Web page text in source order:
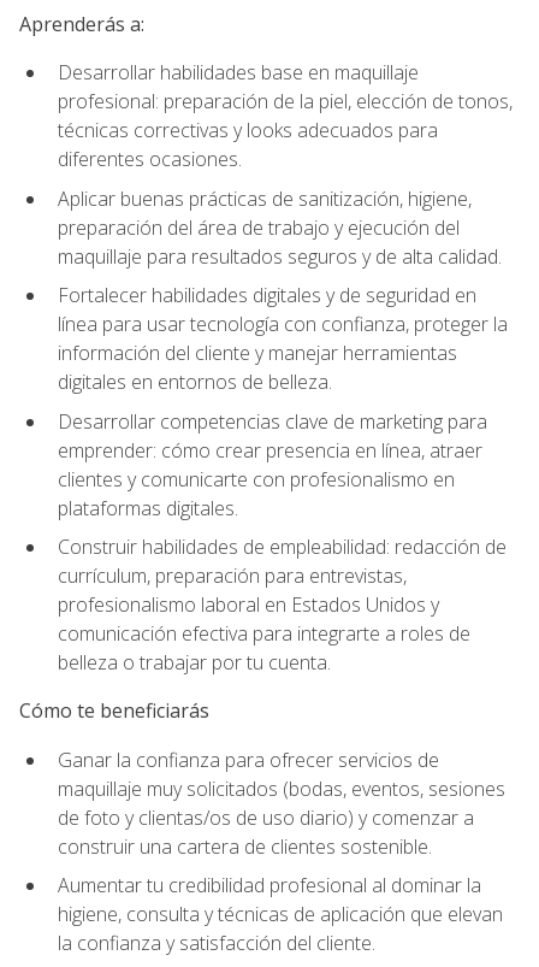
Aprenderás a:
Desarrollar habilidades base en maquillaje
profesional: preparación de la piel, elección de tonos,
técnicas correctivas y looks adecuados para
diferentes ocasiones.
Aplicar buenas prácticas de sanitización, higiene,
preparación del área de trabajo y ejecución del
maquillaje para resultados seguros y de alta calidad.
Fortalecer habilidades digitales y de seguridad en
línea para usar tecnología con confianza, proteger la
información del cliente y manejar herramientas
digitales en entornos de belleza.
Desarrollar competencias clave de marketing para
emprender: cómo crear presencia en línea, atraer
clientes y comunicarte con profesionalismo en
plataformas digitales.
Construir habilidades de empleabilidad: redacción de
currículum, preparación para entrevistas,
profesionalismo laboral en Estados Unidos y
comunicación efectiva para integrarte a roles de
belleza o trabajar por tu cuenta.
Cómo te beneficiarás
Ganar la confianza para ofrecer servicios de
maquillaje muy solicitados (bodas, eventos, sesiones
de foto y clientas/os de uso diario) y comenzar a
construir una cartera de clientes sostenible.
Aumentar tu credibilidad profesional al dominar la
higiene, consulta y técnicas de aplicación que elevan
la confianza y satisfacción del cliente.